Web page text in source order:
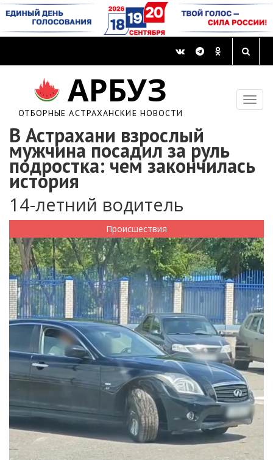
АРБУЗ
ОТБОРНЫЕ АСТРАХАНСКИЕ НОВОСТИ
В Астрахани взрослый
мужчина посадил за руль
подростка: чем закончилась
история
14-летний водитель
Происшествия